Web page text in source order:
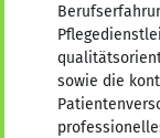
sowie die